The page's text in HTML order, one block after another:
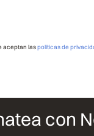
aceptan laspolíticas de
con